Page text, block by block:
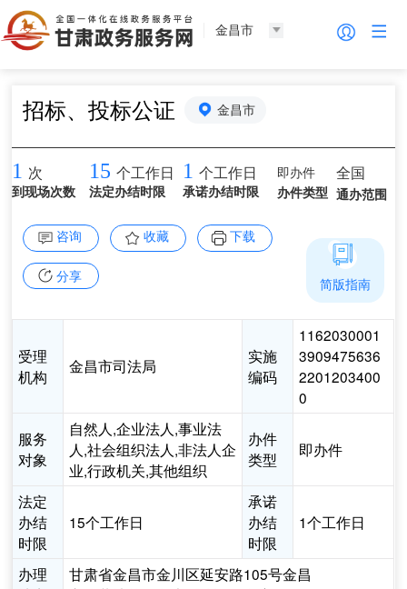
金昌市
招标、投标公证 金昌市
1 次
到现场次数
15 个工作日
法定办结时限
1 个工作日
承诺办结时限
即办件
办件类型
全国
通办范围
咨询 收藏 下载
分享
受理
机构
金昌市司法局
实施
编码
1162030001
3909475636
2201203400
0
服务
对象
自然人,企业法人,事业法
人,社会组织法人,非法人企
业,行政机关,其他组织
办件
类型
即办件
法定
办结
时限
15个工作日
承诺
办结
时限
1个工作日
办理
甘肃省金昌市金川区延安路105号金昌
简版指南